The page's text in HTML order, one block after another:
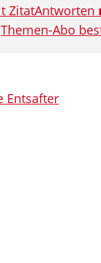
Antworten
Themen-Abo